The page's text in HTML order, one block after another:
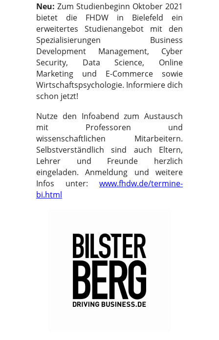
Neu: Zum Studienbeginn Oktober 2021
bietet die FHDW in Bielefeld ein
erweitertes Studienangebot mit den
Spezialisierungen Business
Development Management, Cyber
Security, Data Science, Online
Marketing und E-Commerce sowie
Wirtschaftspsychologie. Informiere dich
schon jetzt!
Nutze den Infoabend zum Austausch
mit Professoren und
wissenschaftlichen Mitarbeitern.
Selbstverständlich sind auch Eltern,
Lehrer und Freunde herzlich
eingeladen.Anmeldung und weitere
Infos unter: www.fhdw.de/termine-
bi.html